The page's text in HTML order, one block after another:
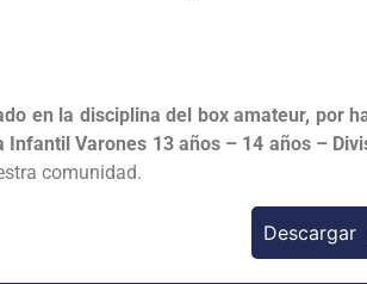
en la disciplina del box amateur, por
Varones 13 años – 14 años –
comunidad.
Descargar